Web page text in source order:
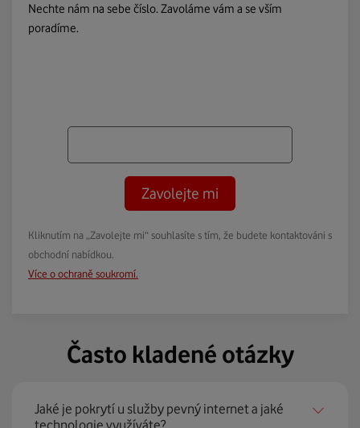
Nechte nám na sebe číslo. Zavoláme vám a se vším
poradíme.
Zavolejte mi
Kliknutím na „Zavolejte mi“ souhlasíte s tím, že budete kontaktováni s
obchodní nabídkou.
Více o ochraně soukromí.
Často kladené otázky
Jaké je pokrytí u služby pevný internet a jaké
technologie využíváte?